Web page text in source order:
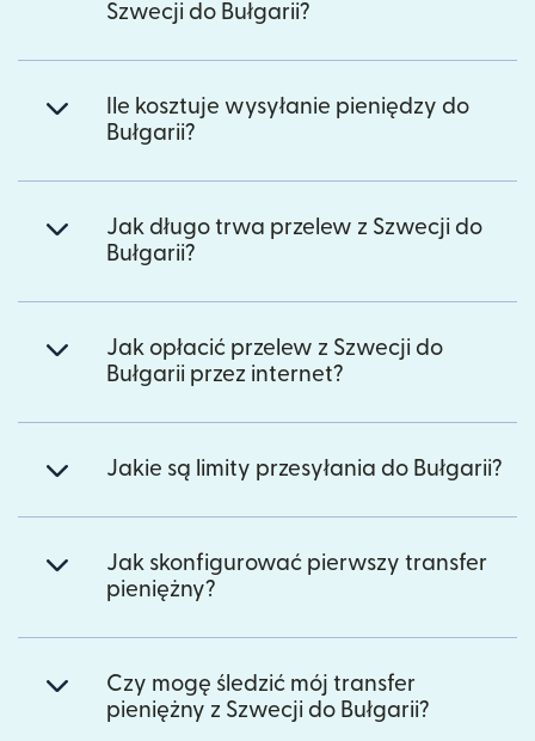
Szwecji do Bułgarii?
Ile kosztuje wysyłanie pieniędzy do
Bułgarii?
Jak długo trwa przelew z Szwecji do
Bułgarii?
Jak opłacić przelew z Szwecji do
Bułgarii przez internet?
Jakie są limity przesyłania do Bułgarii?
Jak skonfigurować pierwszy transfer
pieniężny?
Czy mogę śledzić mój transfer
pieniężny z Szwecji do Bułgarii?